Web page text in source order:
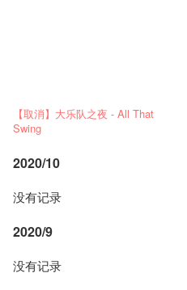
【取消】大乐队之夜 - All That
Swing
2020/10
没有记录
2020/9
没有记录